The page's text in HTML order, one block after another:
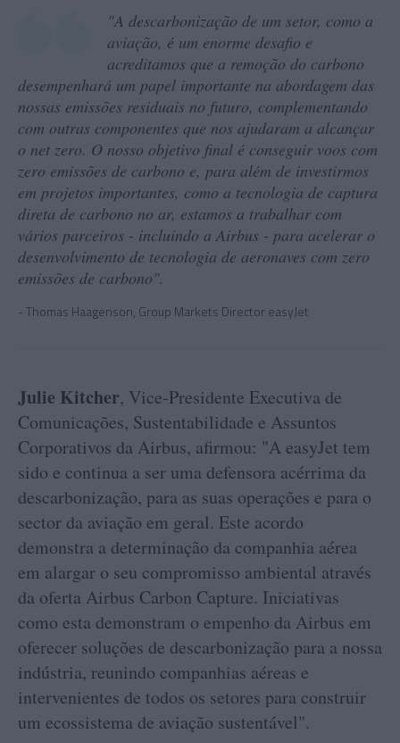
"A descarbonização de um setor, como a
aviação, é um enorme desafio e
acreditamos que a remoção do carbono
desempenhará um papel importante na abordagem das
nossas emissões residuais no futuro, complementando
com outras componentes que nos ajudaram a alcançar
o net zero. O nosso objetivo final é conseguir voos com
zero emissões de carbono e, para além de investirmos
em projetos importantes, como a tecnologia de captura
direta de carbono no ar, estamos a trabalhar com
vários parceiros - incluindo a Airbus - para acelerar o
desenvolvimento de tecnologia de aeronaves com zero
emissões de carbono".
Thomas Haagenson, Group Markets Director easyJet
Julie Kitcher, Vice-Presidente Executiva de
Comunicações, Sustentabilidade e Assuntos
Corporativos da Airbus, afirmou: "A easyJet tem
sido e continua a ser uma defensora acérrima da
descarbonização, para as suas operações e para o
sector da aviação em geral. Este acordo
demonstra a determinação da companhia aérea
em alargar o seu compromisso ambiental através
da oferta Airbus Carbon Capture. Iniciativas
como esta demonstram o empenho da Airbus em
oferecer soluções de descarbonização para a nossa
indústria, reunindo companhias aéreas e
intervenientes de todos os setores para construir
um ecossistema de aviação sustentável".